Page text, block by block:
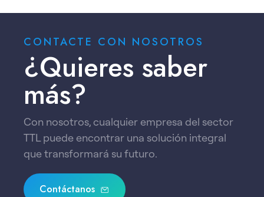
CONTACTE CON NOSOTROS
¿Quieres saber
más?
Con nosotros, cualquier empresa del sector
TTL puede encontrar una solución integral
que transformará su futuro.
Contáctanos